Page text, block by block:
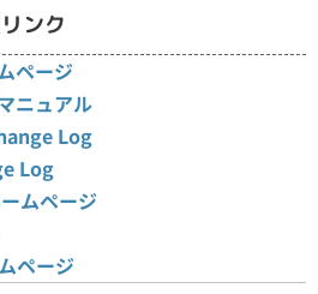
ンク
ページ
ニュアル
Log
Log
ムページ
ページ